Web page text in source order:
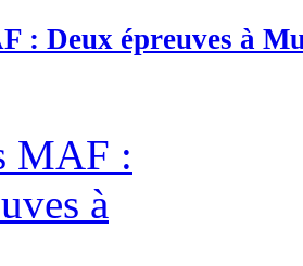
: Deux épreuves à